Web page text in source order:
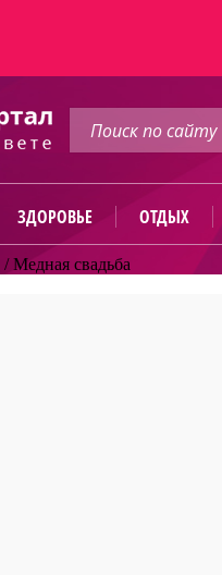
ЗДОРОВЬЕ ОТДЫХ
/Медная свадьба